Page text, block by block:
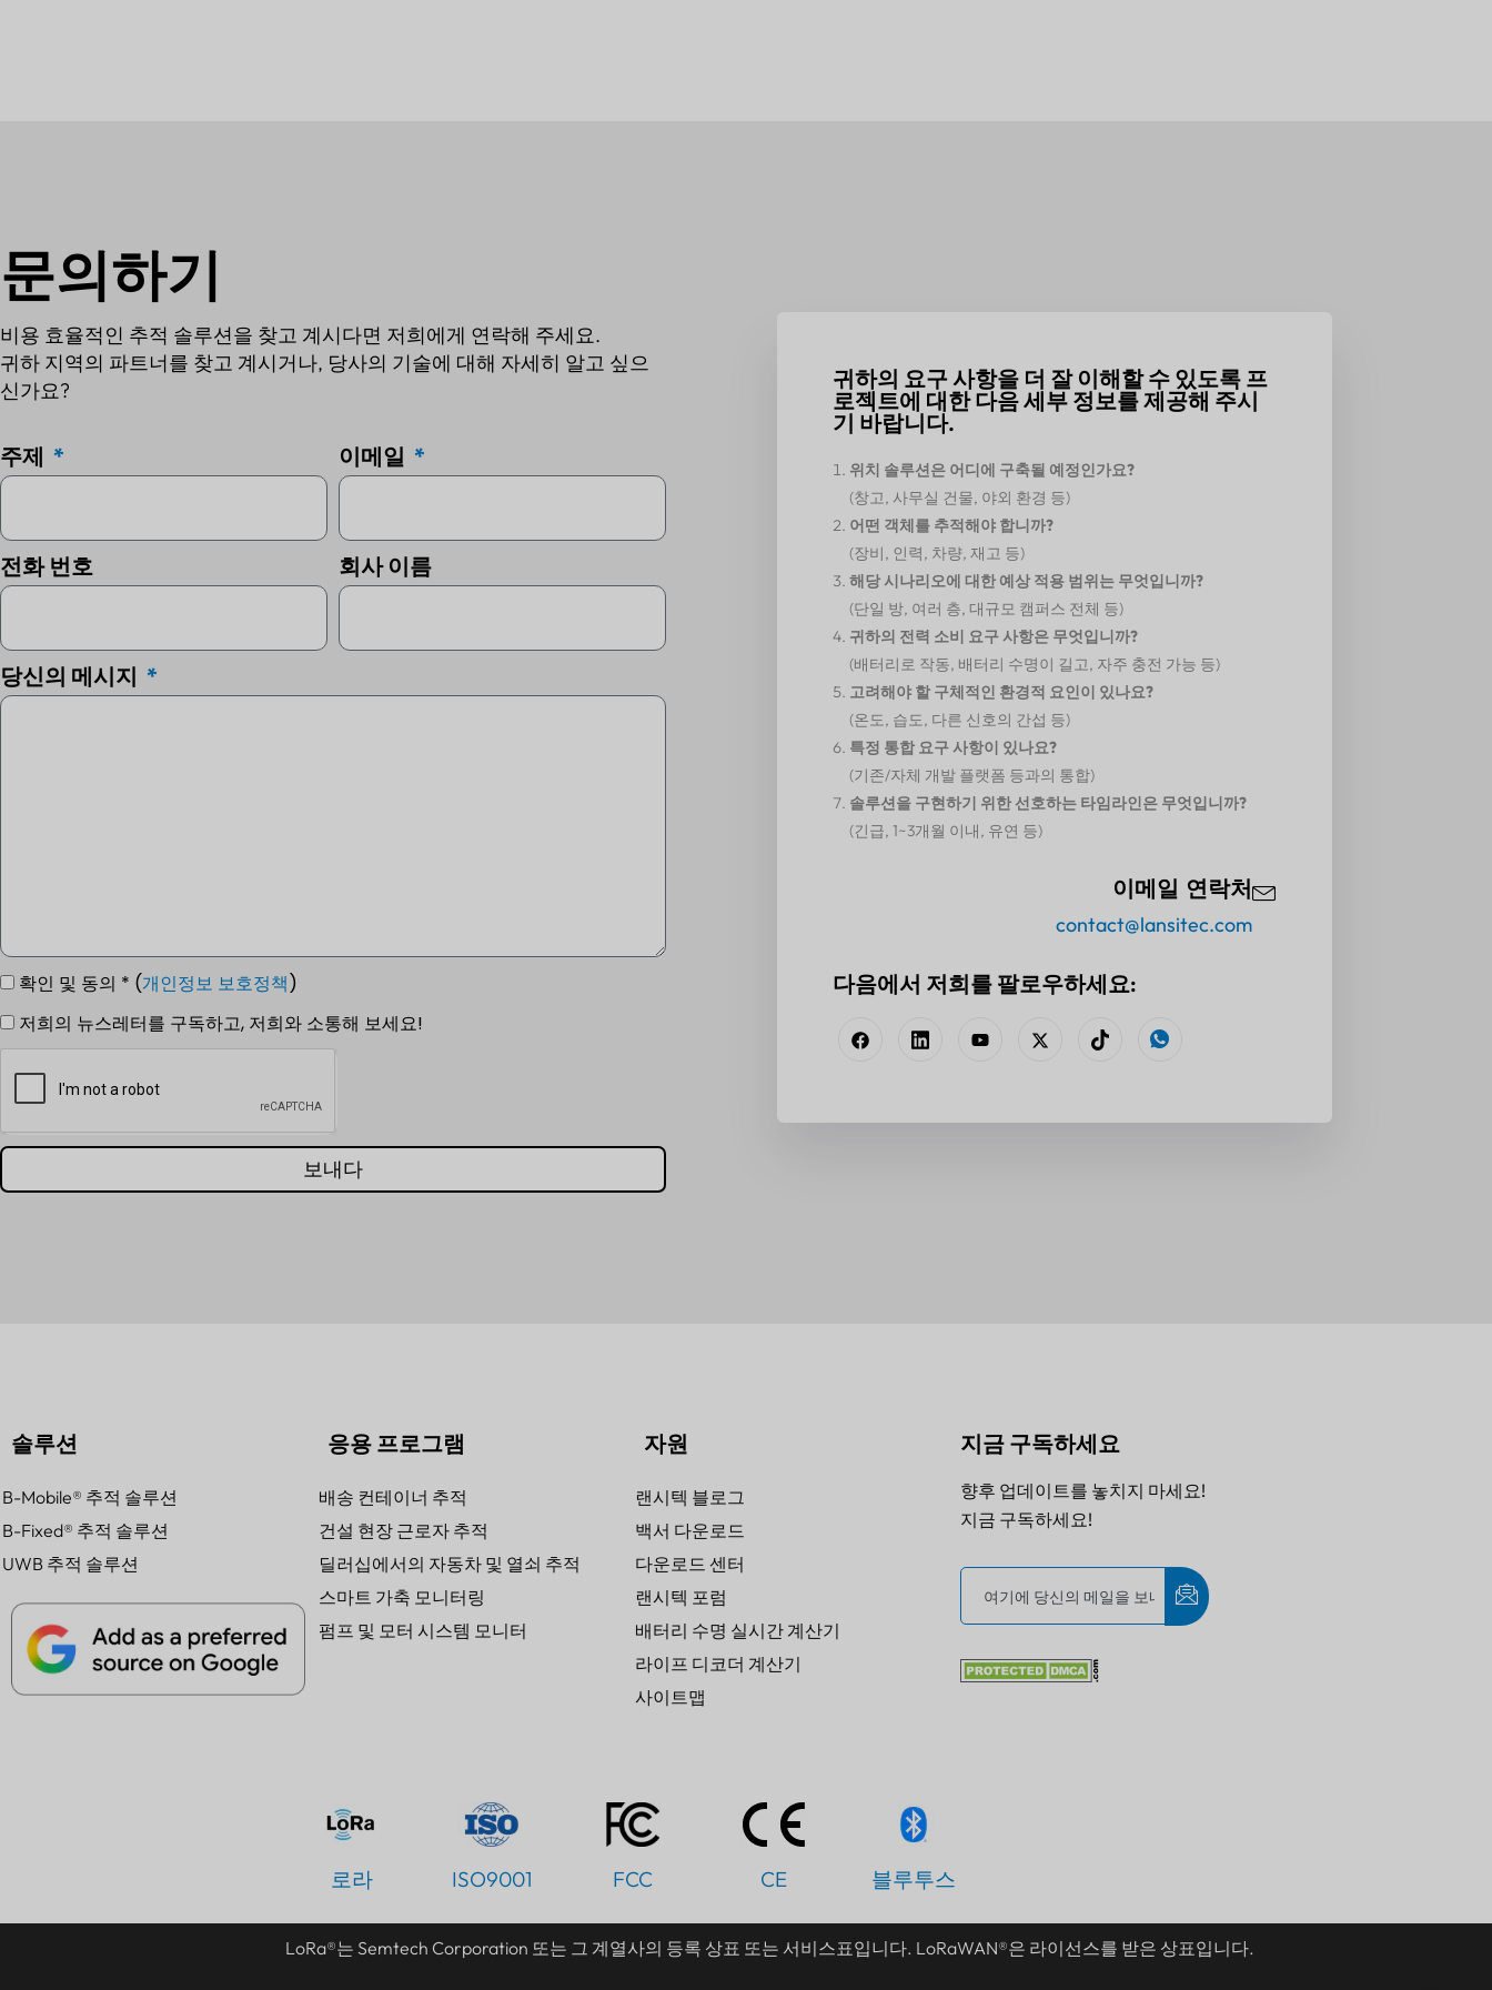
문의하기
비용 효율적인 추적 솔루션을 찾고 계시다면 저희에게 연락해 주세요.
귀하 지역의 파트너를 찾고 계시거나, 당사의 기술에 대해 자세히 알고 싶으
신가요?
주제 이메일
전화 번호 회사 이름
당신의 메시지
확인 및 동의 * (개인정보 보호정책)
저희의 뉴스레터를 구독하고, 저희와 소통해 보세요!
보내다
귀하의 요구 사항을 더 잘 이해할 수 있도록 프
로젝트에 대한 다음 세부 정보를 제공해 주시
기 바랍니다.
위치 솔루션은 어디에 구축될 예정인가요?
(창고, 사무실 건물, 야외 환경 등)
어떤 객체를 추적해야 합니까?
(장비, 인력, 차량, 재고 등)
해당 시나리오에 대한 예상 적용 범위는 무엇입니까?
(단일 방, 여러 층, 대규모 캠퍼스 전체 등)
귀하의 전력 소비 요구 사항은 무엇입니까?
(배터리로 작동, 배터리 수명이 길고, 자주 충전 가능 등)
고려해야 할 구체적인 환경적 요인이 있나요?
(온도, 습도, 다른 신호의 간섭 등)
특정 통합 요구 사항이 있나요?
(기존/자체 개발 플랫폼 등과의 통합)
솔루션을 구현하기 위한 선호하는 타임라인은 무엇입니까?
(긴급, 1~3개월 이내, 유연 등)
이메일 연락처
contact@lansitec.com
다음에서 저희를 팔로우하세요:
솔루션
B-Mobile® 추적 솔루션
B-Fixed® 추적 솔루션
UWB 추적 솔루션
응용 프로그램
배송 컨테이너 추적
건설 현장 근로자 추적
딜러십에서의 자동차 및 열쇠 추적
스마트 가축 모니터링
펌프 및 모터 시스템 모니터
자원
랜시텍 블로그
백서 다운로드
다운로드 센터
랜시텍 포럼
배터리 수명 실시간 계산기
라이프 디코더 계산기
사이트맵
지금 구독하세요
향후 업데이트를 놓치지 마세요!
지금 구독하세요!
로라 ISO9001 FCC CE 블루투스
LoRa®는 Semtech Corporation 또는 그 계열사의 등록 상표 또는 서비스표입니다. LoRaWAN®은 라이선스를 받은 상표입니다.